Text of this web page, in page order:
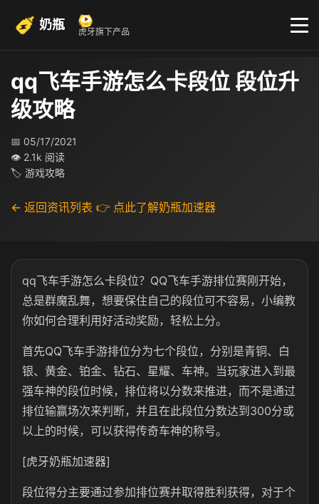
奶瓶 虎牙旗下产品
qq飞车手游怎么卡段位 段位升
级攻略
📅 05/17/2021
👁 2.1k 阅读
🏷 游戏攻略
← 返回资讯列表 👉 点此了解奶瓶加速器
qq飞车手游怎么卡段位？QQ飞车手游排位赛刚开始，
总是群魔乱舞，想要保住自己的段位可不容易，小编教
你如何合理利用好活动奖励，轻松上分。
首先QQ飞车手游排位分为七个段位，分别是青铜、白
银、黄金、铂金、钻石、星耀、车神。当玩家进入到最
强车神的段位时候，排位将以分数来推进，而不是通过
排位输赢场次来判断，并且在此段位分数达到300分或
以上的时候，可以获得传奇车神的称号。
[虎牙奶瓶加速器]
段位得分主要通过参加排位赛并取得胜利获得，对于个